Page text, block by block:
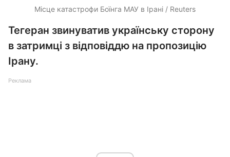
Місце катастрофи Боїнга МАУ в Ірані / Reuters
Тегеран звинуватив українську сторону
в затримці з відповіддю на пропозицію
Ірану.
Реклама